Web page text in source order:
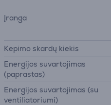
Įranga
Kepimo skardų kiekis
Energijos suvartojimas
(paprastas)
Energijos suvartojimas (su
ventiliatoriumi)